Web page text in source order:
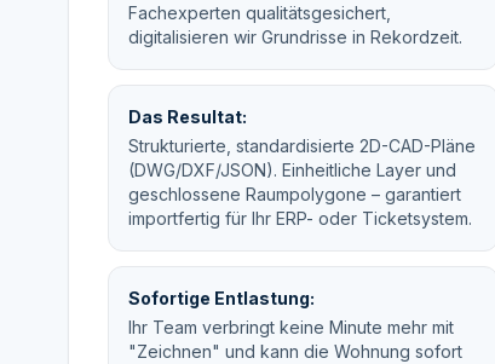
Fachexperten qualitätsgesichert,
digitalisieren wir Grundrisse in Rekordzeit.
Das Resultat:
Strukturierte, standardisierte 2D-CAD-Pläne
(DWG/DXF/JSON). Einheitliche Layer und
geschlossene Raumpolygone – garantiert
importfertig für Ihr ERP- oder Ticketsystem.
Sofortige Entlastung:
Ihr Team verbringt keine Minute mehr mit
"Zeichnen" und kann die Wohnung sofort